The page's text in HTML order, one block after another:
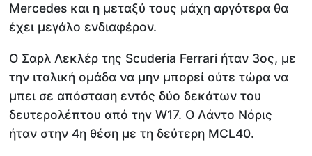
Mercedes και η μεταξύ τους μάχη αργότερα θα
έχει μεγάλο ενδιαφέρον.
Ο Σαρλ Λεκλέρ της Scuderia Ferrari ήταν 3ος, με
την ιταλική ομάδα να μην μπορεί ούτε τώρα να
μπει σε απόσταση εντός δύο δεκάτων του
δευτερολέπτου από τηv W17. Ο Λάντο Νόρις
ήταν στην 4η θέση με τη δεύτερη MCL40.